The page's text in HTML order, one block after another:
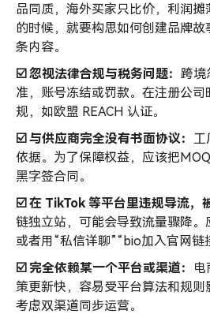
品同质，海外买家只比价，利润
的时候，就要构思如何创建品牌
条内容。
☑️ 忽视法律合规与税务问题： 跨境
准，账号冻结或罚款。在注册公
规，如欧盟 REACH 认证。
☑️ 与供应商完全没有书面协议： 工
依据。为了保障权益，应该把
黑字签合同。
☑️ 在 TikTok 等平台里违规导流，
链独立站，可能会导致流量骤降。
或者用“私信详聊”“bio加入官网链
☑️ 完全依赖某一个平台或渠道：
策更新快，容易受平台算法和规
考虑双渠道同步运营。